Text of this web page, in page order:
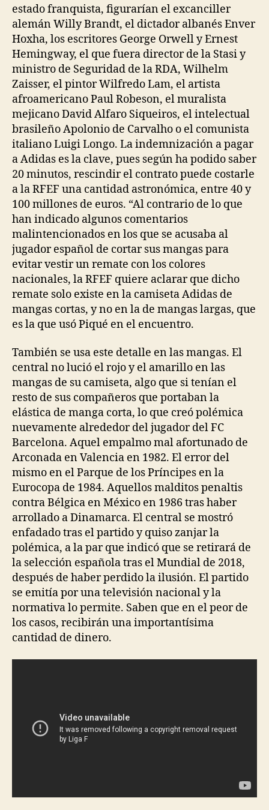
estado franquista, figurarían el excanciller
alemán Willy Brandt, el dictador albanés Enver
Hoxha, los escritores George Orwell y Ernest
Hemingway, el que fuera director de la Stasi y
ministro de Seguridad de la RDA, Wilhelm
Zaisser, el pintor Wilfredo Lam, el artista
afroamericano Paul Robeson, el muralista
mejicano David Alfaro Siqueiros, el intelectual
brasileño Apolonio de Carvalho o el comunista
italiano Luigi Longo. La indemnización a pagar
a Adidas es la clave, pues según ha podido saber
20 minutos, rescindir el contrato puede costarle
a la RFEF una cantidad astronómica, entre 40 y
100 millones de euros. “Al contrario de lo que
han indicado algunos comentarios
malintencionados en los que se acusaba al
jugador español de cortar sus mangas para
evitar vestir un remate con los colores
nacionales, la RFEF quiere aclarar que dicho
remate solo existe en la camiseta Adidas de
mangas cortas, y no en la de mangas largas, que
es la que usó Piqué en el encuentro.
También se usa este detalle en las mangas. El
central no lució el rojo y el amarillo en las
mangas de su camiseta, algo que si tenían el
resto de sus compañeros que portaban la
elástica de manga corta, lo que creó polémica
nuevamente alrededor del jugador del FC
Barcelona. Aquel empalmo mal afortunado de
Arconada en Valencia en 1982. El error del
mismo en el Parque de los Príncipes en la
Eurocopa de 1984. Aquellos malditos penaltis
contra Bélgica en México en 1986 tras haber
arrollado a Dinamarca. El central se mostró
enfadado tras el partido y quiso zanjar la
polémica, a la par que indicó que se retirará de
la selección española tras el Mundial de 2018,
después de haber perdido la ilusión. El partido
se emitía por una televisión nacional y la
normativa lo permite. Saben que en el peor de
los casos, recibirán una importantísima
cantidad de dinero.